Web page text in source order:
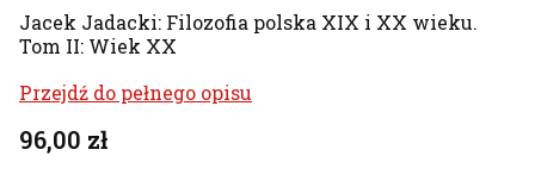
Jacek Jadacki: Filozofia polska XIX i XX wieku.
Tom II: Wiek XX
Przejdź do pełnego opisu
Cena
96,00 zł